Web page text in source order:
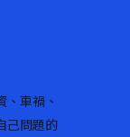
車禍、
己問題的